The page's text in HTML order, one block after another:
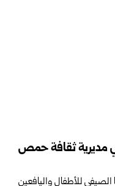
مديرية ثقافة حمص